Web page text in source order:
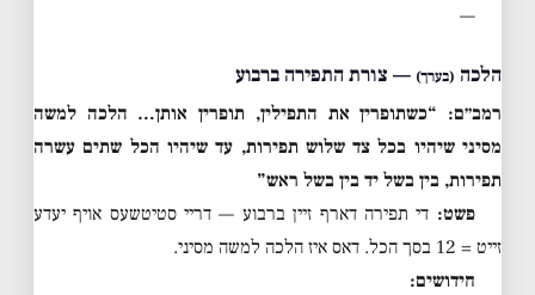
—
הלכה (בערך) — צורת התפירה ברבוע
רמב״ם: “כשתופרין את התפילין, תופרין אותן… הלכה למשה
מסיני שיהיו בכל צד שלוש תפירות, עד שיהיו הכל שתים עשרה
תפירות, בין בשל יד בין בשל ראש”
פשט: די תפירה דארף זיין ברבוע — דריי סטיטשעס אויף יעדע
זייט = 12 בסך הכל. דאס איז הלכה למשה מסיני.
חידושים: